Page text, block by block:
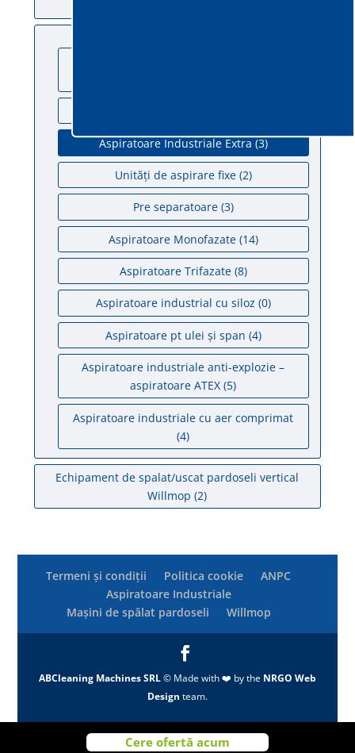
Aspiratoare Industriale Extra (3)
Unități de aspirare fixe (2)
Pre separatoare (3)
Aspiratoare Monofazate (14)
Aspiratoare Trifazate (8)
Aspiratoare industrial cu siloz (0)
Aspiratoare pt ulei și span (4)
Aspiratoare industriale anti-explozie –
aspiratoare ATEX (5)
Aspiratoare industriale cu aer comprimat
(4)
Echipament de spalat/uscat pardoseli vertical
Willmop (2)
Termeni și condiții Politica cookie
ANPC
Aspiratoare Industriale
Mașini de spălat pardoseli
Willmop
ABCleaning Machines SRL© Made with ❤️ by the NRGO Web
Design team.
Cere ofertă acum